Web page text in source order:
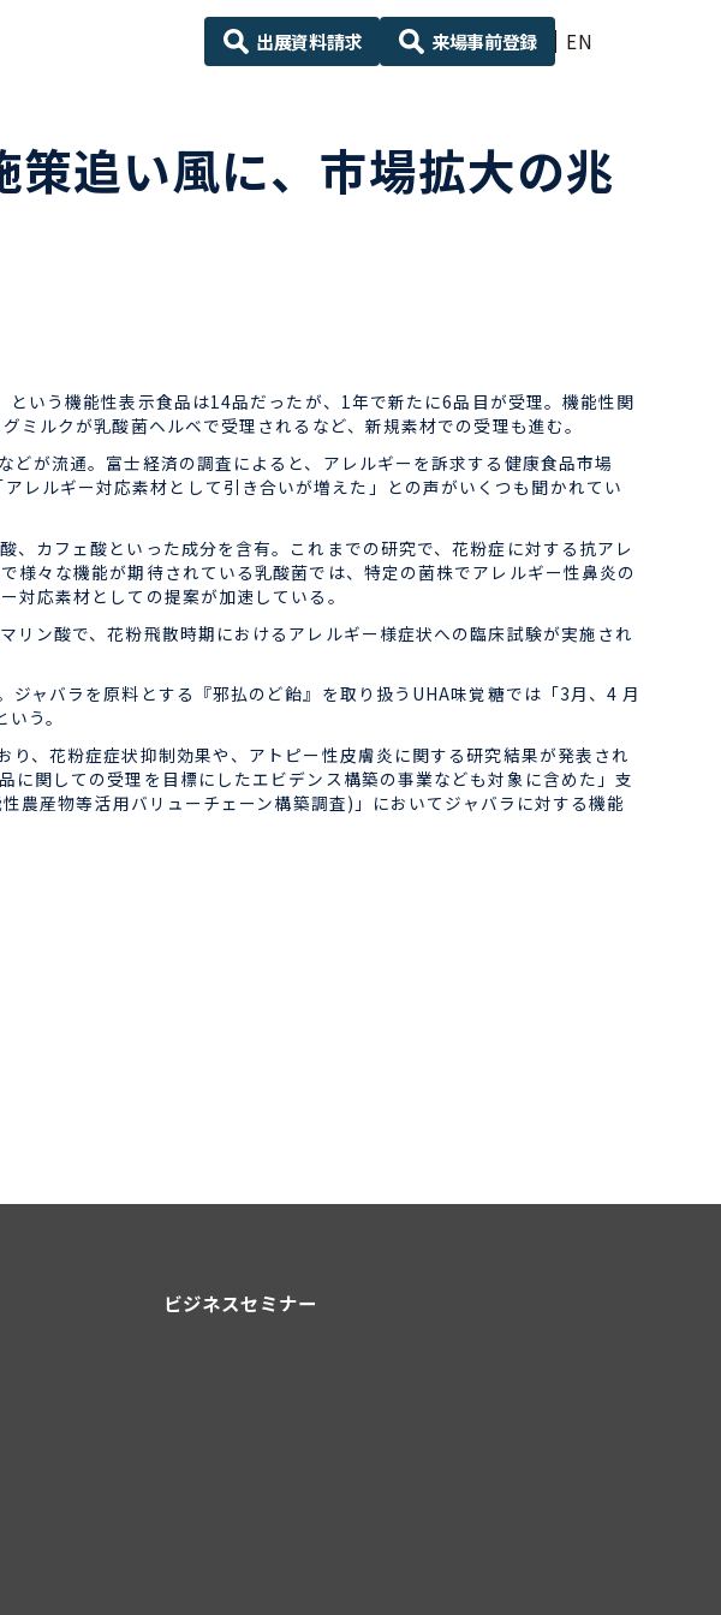
EN
出展資料請求 来場事前登録
追い風に、市場拡大の兆
いう機能性表示食品は14品だったが、1年で新たに6品目が受理。機能性関
ルクが乳酸菌ヘルベで受理されるなど、新規素材での受理も進む。
が流通。富士経済の調査によると、アレルギーを訴求する健康食品市場
ルギー対応素材として引き合いが増えた」との声がいくつも聞かれてい
カフェ酸といった成分を含有。これまでの研究で、花粉症に対する抗アレ
々な機能が期待されている乳酸菌では、特定の菌株でアレルギー性鼻炎の
応素材としての提案が加速している。
ン酸で、花粉飛散時期におけるアレルギー様症状への臨床試験が実施され
ャバラを原料とする『邪払のど飴』を取り扱うUHA味覚糖では「3月、4 月
う。
、花粉症症状抑制効果や、アトピー性皮膚炎に関する研究結果が発表され
関しての受理を目標にしたエビデンス構築の事業なども対象に含めた」支
農産物等活用バリューチェーン構築調査)」においてジャバラに対する機能
ビジネスセミナー